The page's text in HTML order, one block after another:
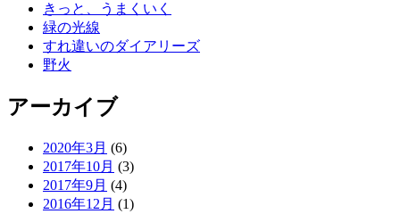
きっと、うまくいく
緑の光線
すれ違いのダイアリーズ
野火
アーカイブ
2020年3月 (6)
2017年10月 (3)
2017年9月 (4)
2016年12月 (1)